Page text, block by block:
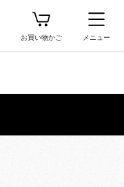
お買い物かご メニュー